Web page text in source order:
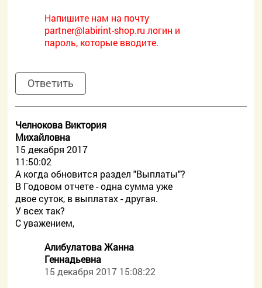
Напишите нам на почту
partner@labirint-shop.ru логин и
пароль, которые вводите.
Ответить
Челнокова Виктория
Михайловна
15 декабря 2017
11:50:02
А когда обновится раздел "Выплаты"?
В Годовом отчете - одна сумма уже
двое суток, в выплатах - другая.
У всех так?
С уважением,
Алибулатова Жанна
Геннадьевна
15 декабря 2017 15:08:22